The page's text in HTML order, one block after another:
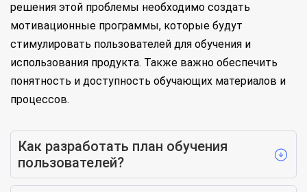
решения этой проблемы необходимо создать
мотивационные программы, которые будут
стимулировать пользователей для обучения и
использования продукта. Также важно обеспечить
понятность и доступность обучающих материалов и
процессов.
Как разработать план обучения
пользователей?